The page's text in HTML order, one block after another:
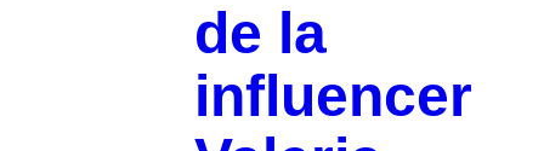
de la
influencer